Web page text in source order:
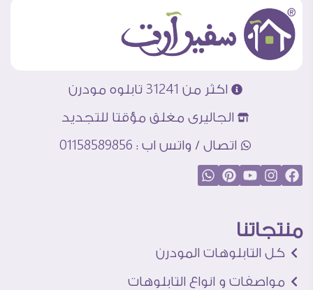
اكثر من 31241 تابلوه مودرن
الجاليرى مغلق مؤقتا للتجديد
اتصال / واتس اب : 01158589856
منتجاتنا
كل التابلوهات المودرن
مواصفات و انواع التابلوهات